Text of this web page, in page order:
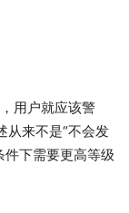
用户就应该警
从来不是“不会发
件下需要更高等级